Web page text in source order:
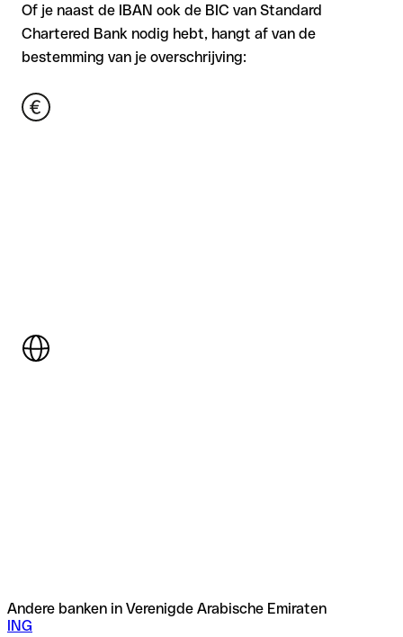
Of je naast de IBAN ook de BIC van Standard
Chartered Bank nodig hebt, hangt af van de
bestemming van je overschrijving:
Andere banken in Verenigde Arabische Emiraten
ING